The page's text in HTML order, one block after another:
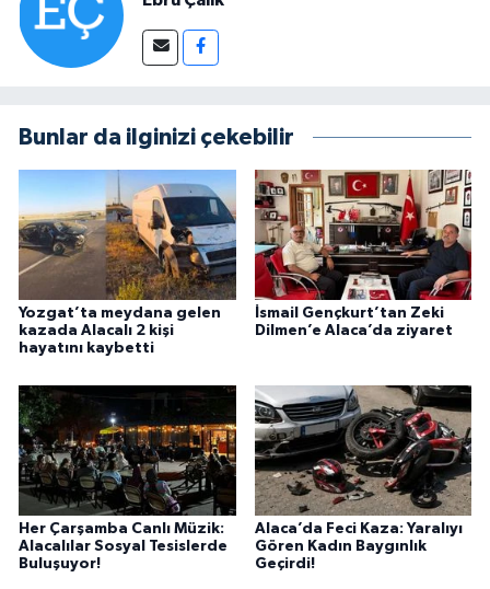
Bunlar da ilginizi çekebilir
Yozgat’ta meydana gelen
kazada Alacalı 2 kişi
hayatını kaybetti
İsmail Gençkurt’tan Zeki
Dilmen’e Alaca’da ziyaret
Her Çarşamba Canlı Müzik:
Alacalılar Sosyal Tesislerde
Buluşuyor!
Alaca’da Feci Kaza: Yaralıyı
Gören Kadın Baygınlık
Geçirdi!